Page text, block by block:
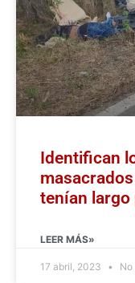
Identifican
tenían
LEER MÁS»
17 abril, 2023